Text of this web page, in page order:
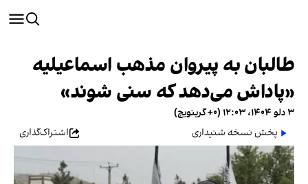
طالبان به پیروان مذهب اسماعیلیه
«پاداش می‌دهد که سنی شوند»
۳ دلو ۱۴۰۴، ۱۲:۰۳ (‎+۰ گرینویچ)
پخش نسخه شنیداری
اشتراک‌گذاری